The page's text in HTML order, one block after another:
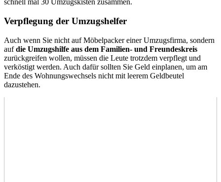
schnell mal 30 Umzugskisten zusammen.
Verpflegung der Umzugshelfer
Auch wenn Sie nicht auf Möbelpacker einer Umzugsfirma, sondern
aufdie Umzugshilfe aus dem Familien- und Freundeskreis
zurückgreifen wollen, müssen die Leute trotzdem verpflegt und
verköstigt werden. Auch dafür sollten Sie Geld einplanen, um am
Ende des Wohnungswechsels nicht mit leerem Geldbeutel
dazustehen.